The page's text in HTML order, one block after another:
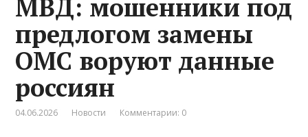
МВД: мошенники под
предлогом замены
ОМС воруют данные
россиян
04.06.2026 Новости Комментарии: 0